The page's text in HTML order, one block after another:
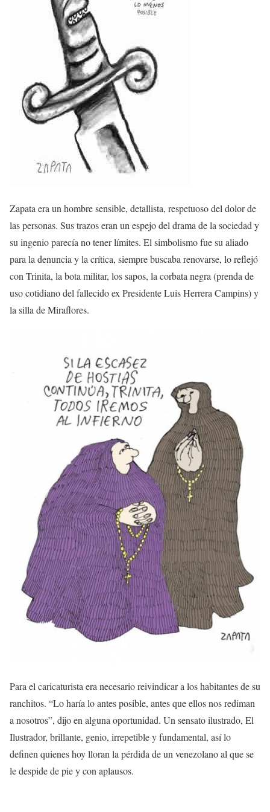
Zapata era un hombre sensible, detallista, respetuoso del dolor de
las personas. Sus trazos eran un espejo del drama de la sociedad y
su ingenio parecía no tener límites. El simbolismo fue su aliado
para la denuncia y la crítica, siempre buscaba renovarse, lo reflejó
con Trinita, la bota militar, los sapos, la corbata negra (prenda de
uso cotidiano del fallecido ex Presidente Luis Herrera Campins) y
la silla de Miraflores.
Para el caricaturista era necesario reivindicar a los habitantes de su
ranchitos. “Lo haría lo antes posible, antes que ellos nos rediman
a nosotros”, dijo en alguna oportunidad. Un sensato ilustrado, El
Ilustrador, brillante, genio, irrepetible y fundamental, así lo
definen quienes hoy lloran la pérdida de un venezolano al que se
le despide de pie y con aplausos.